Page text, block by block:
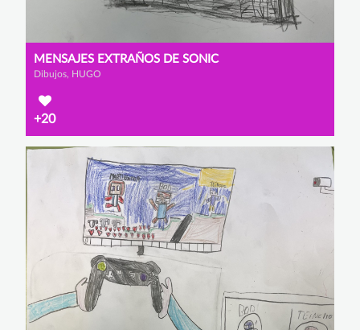
MENSAJES EXTRAÑOS DE SONIC
Dibujos, HUGO
+20